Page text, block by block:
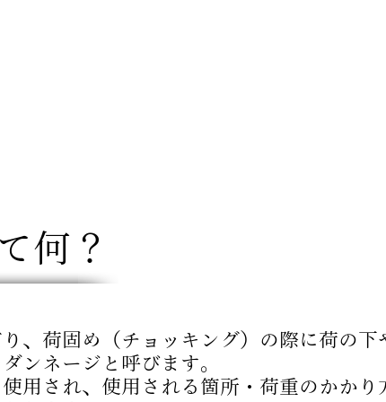
何？
、荷固め（チョッキング）の際に荷の下
ンネージと呼びます。
用され、使用される箇所・荷重のかかり